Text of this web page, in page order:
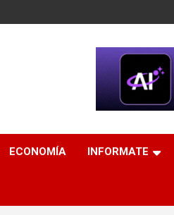
ECONOMÍA INFORMATE